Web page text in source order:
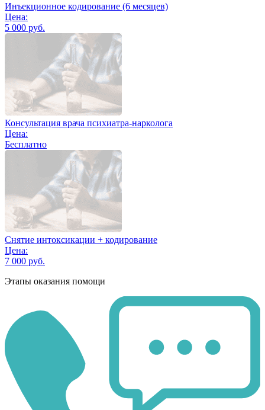
Инъекционное кодирование (6 месяцев)
Цена:
5 000 руб.
Консультация врача психиатра-нарколога
Цена:
Бесплатно
Снятие интоксикации + кодирование
Цена:
7 000 руб.
Этапы оказания помощи